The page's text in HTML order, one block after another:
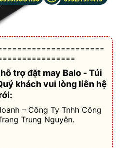
trợđặt may Balo - Túi
khách vui lòng liên hệ
– Công Ty Tnhh Công
Trung Nguyên.